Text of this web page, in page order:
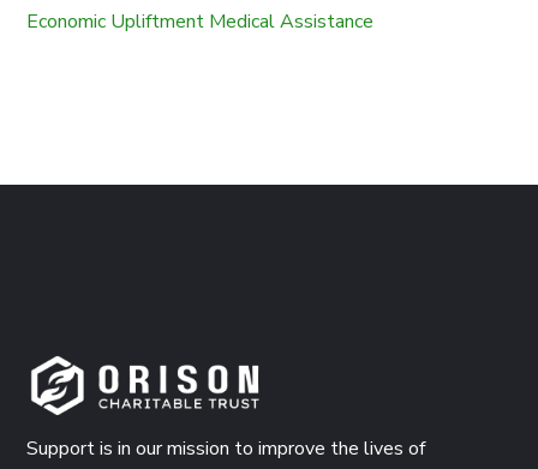
Economic Upliftment Medical Assistance
Support is in our mission to improve the lives of